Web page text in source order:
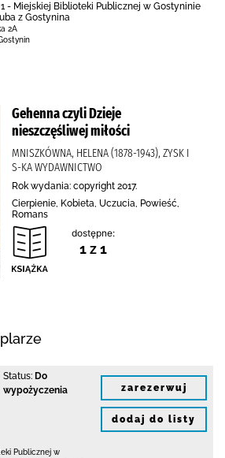
1 - Miejskiej Biblioteki Publicznej w Gostyninie
z Gostynina
2A
Gehenna czyli Dzieje
nieszczęśliwej miłości
MNISZKÓWNA, HELENA (1878-1943), ZYSK I
S-KA WYDAWNICTWO
Rok wydania: copyright 2017.
Cierpienie, Kobieta, Uczucia, Powieść,
Romans
dostępne:
1 z 1
Status: Do
wypożyczenia
Publicznej w
zarezerwuj
dodaj do listy